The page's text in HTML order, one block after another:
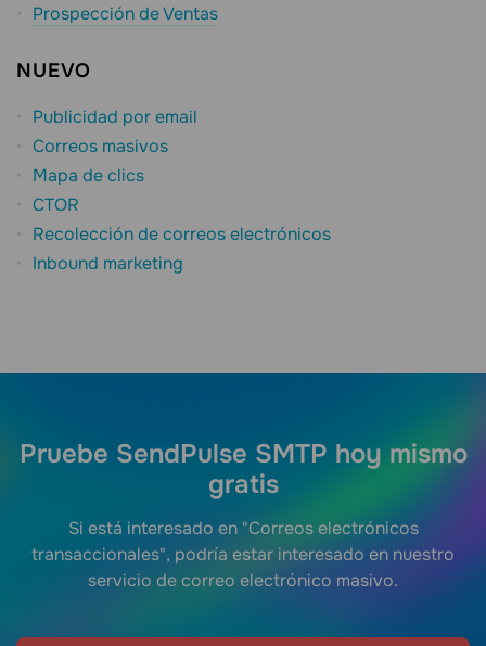
Prospección de Ventas
NUEVO
Publicidad por email
Correos masivos
Mapa de clics
CTOR
Recolección de correos electrónicos
Inbound marketing
Pruebe SendPulse SMTP hoy mismo
gratis
Si está interesado en "Correos electrónicos
transaccionales", podría estar interesado en nuestro
servicio de correo electrónico masivo.